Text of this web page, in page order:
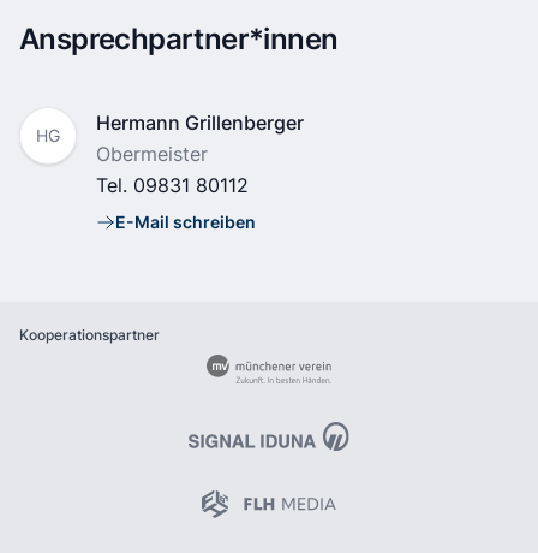
Ansprechpartner*innen
HG
Name
Hermann Grillenberger
Position
Obermeister
Tel. 09831 80112
E-Mail
E-Mail schreiben
Kooperationspartner